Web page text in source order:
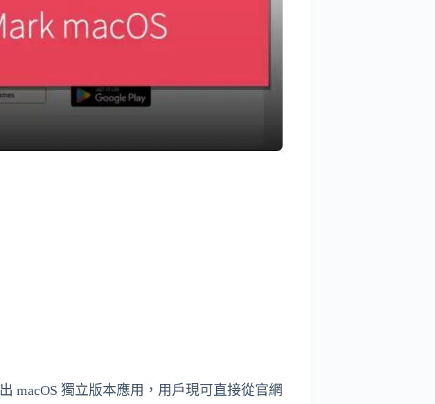
macOS 獨立版本應用，用戶現可直接從官網